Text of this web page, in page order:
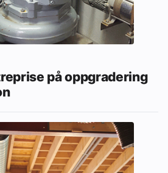
på oppgradering